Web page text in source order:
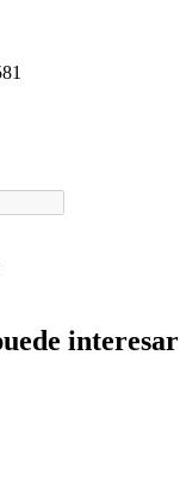
interesar